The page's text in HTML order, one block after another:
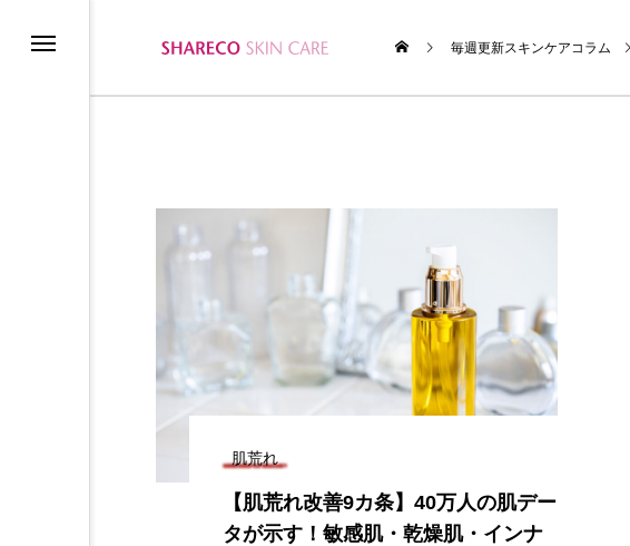
毎週更新スキンケアコラム
肌荒れ
【肌荒れ改善9カ条】40万人の肌デー
タが示す！敏感肌・乾燥肌・インナ